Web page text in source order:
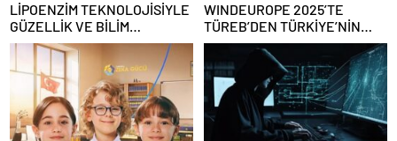
LİPOENZİM TEKNOLOJİSİYLE
GÜZELLİK VE BİLİM
BULUŞUYOR
WINDEUROPE 2025’TE
TÜREB’DEN TÜRKİYE’NİN
RÜZGAR SEKTÖRÜNE
YÖNELİK GÜÇLÜ ÇAĞRI